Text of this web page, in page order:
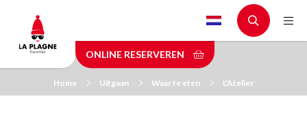
main
content
ONLINE RESERVEREN
Home Uitgaan Waar te eten L'Atelier